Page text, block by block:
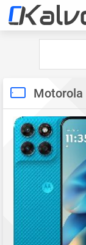
Motorola